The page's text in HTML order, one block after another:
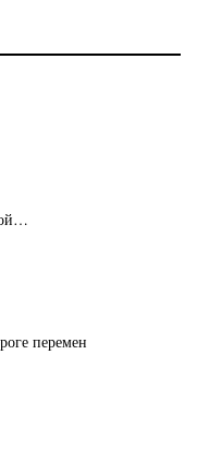
перемен